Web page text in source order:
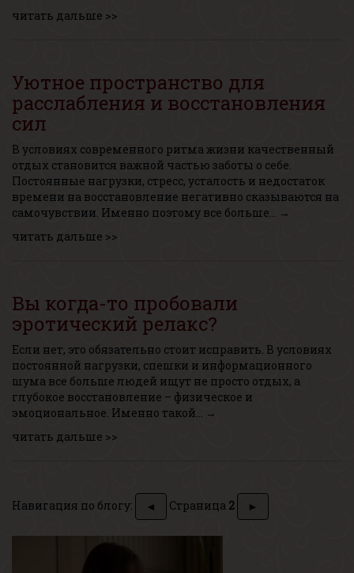
читать дальше >>
Уютное пространство для
расслабления и восстановления
сил
В условиях современного ритма жизни качественный
отдых становится важной частью заботы о себе.
Постоянные нагрузки, стресс, усталость и недостаток
времени на восстановление негативно сказываются на
самочувствии. Именно поэтому все больше… →
читать дальше >>
Вы когда-то пробовали
эротический релакс?
Если нет, это обязательно стоит исправить. В условиях
постоянной нагрузки, спешки и информационного
шума все больше людей ищут не просто отдых, а
глубокое восстановление – физическое и
эмоциональное. Именно такой… →
читать дальше >>
Навигация по блогу: ◄ Страница 2 ►